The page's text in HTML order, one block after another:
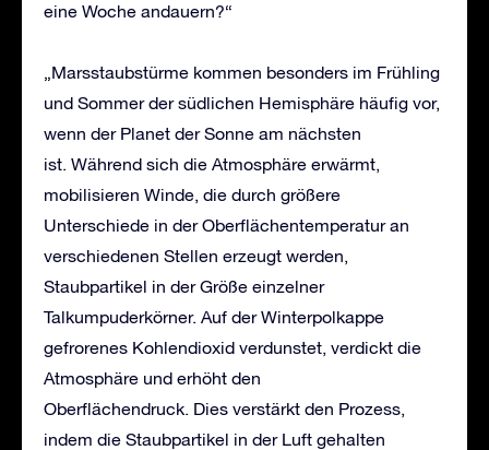
eine Woche andauern?“
„Marsstaubstürme kommen besonders im Frühling
und Sommer der südlichen Hemisphäre häufig vor,
wenn der Planet der Sonne am nächsten
ist. Während sich die Atmosphäre erwärmt,
mobilisieren Winde, die durch größere
Unterschiede in der Oberflächentemperatur an
verschiedenen Stellen erzeugt werden,
Staubpartikel in der Größe einzelner
Talkumpuderkörner. Auf der Winterpolkappe
gefrorenes Kohlendioxid verdunstet, verdickt die
Atmosphäre und erhöht den
Oberflächendruck. Dies verstärkt den Prozess,
indem die Staubpartikel in der Luft gehalten